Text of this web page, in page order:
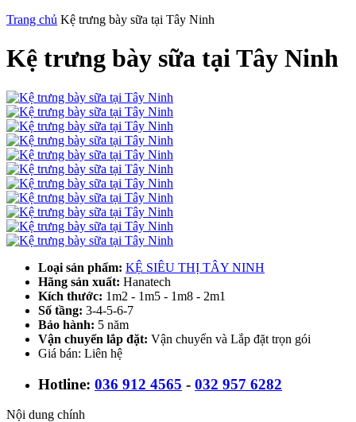
Trang chủ Kệ trưng bày sữa tại Tây Ninh
Kệ trưng bày sữa tại Tây Ninh
Loại sản phẩm: KỆ SIÊU THỊ TÂY NINH
Hãng sản xuất: Hanatech
Kích thước: 1m2 - 1m5 - 1m8 - 2m1
Số tầng: 3-4-5-6-7
Bảo hành: 5 năm
Vận chuyển lắp đặt: Vận chuyển và Lắp đặt trọn gói
Giá bán: Liên hệ
Hotline: 036 912 4565 - 032 957 6282
Nội dung chính